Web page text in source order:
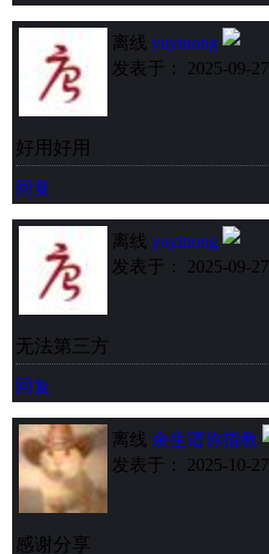
离线 yuyinong
发表于： 2025-09-27
好用好用
回复
离线 yuyinong
发表于： 2025-09-27
无法第三方
回复
离线 余生请你指教
发表于： 2025-10-27
感谢分享